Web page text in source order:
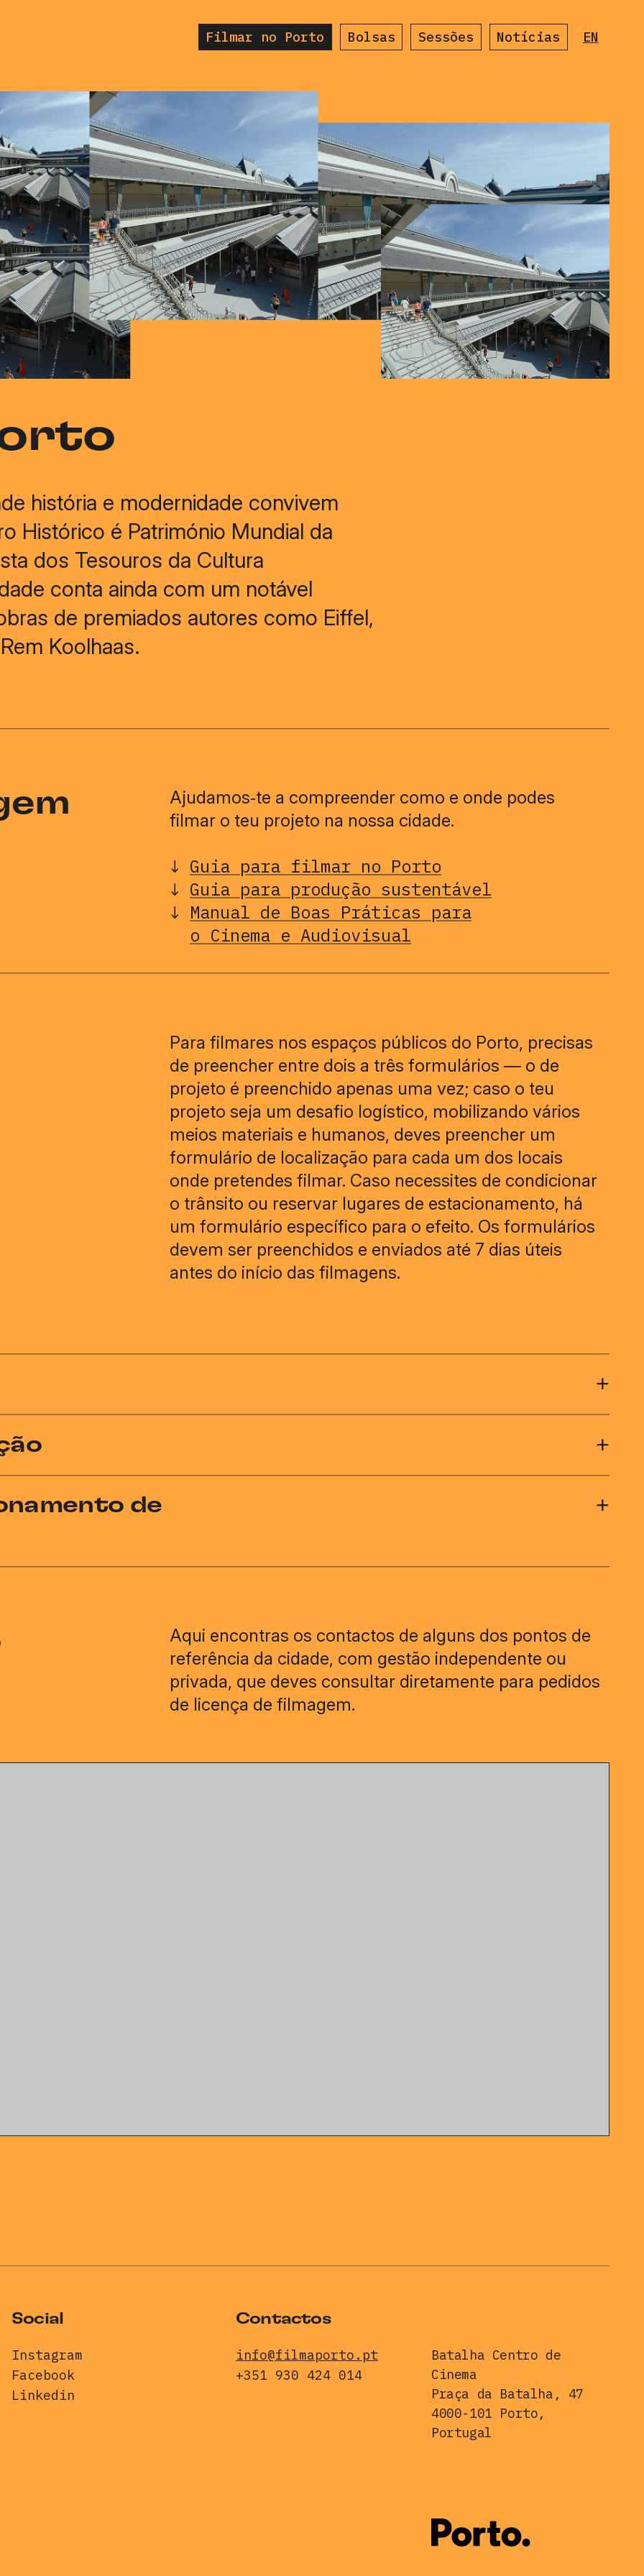
Filmar no Porto Bolsas Sessões Notícias EN
história e modernidade convivem
Histórico é Património Mundial da
dos Tesouros da Cultura
conta ainda com um notável
de premiados autores como Eiffel,
Koolhaas.
Ajudamos‑te a compreender como e onde podes
filmar o teu projeto na nossa cidade.
Guia para filmar no Porto
Guia para produção sustentável
Manual de Boas Práticas para
o Cinema e Audiovisual
Para filmares nos espaços públicos do Porto, precisas
de preencher entre dois a três formulários — o de
projeto é preenchido apenas uma vez; caso o teu
projeto seja um desafio logístico, mobilizando vários
meios materiais e humanos, deves preencher um
formulário de localização para cada um dos locais
onde pretendes filmar. Caso necessites de condicionar
o trânsito ou reservar lugares de estacionamento, há
um formulário específico para o efeito. Os formulários
devem ser preenchidos e enviados até 7 dias úteis
antes do início das filmagens.
+
+
de
+
Aqui encontras os contactos de alguns dos pontos de
referência da cidade, com gestão independente ou
privada, que deves consultar diretamente para pedidos
de licença de filmagem.
Social
Instagram
Facebook
Linkedin
Contactos
info@filmaporto.pt
+351 930 424 014
Batalha Centro de
Cinema
Praça da Batalha, 47
4000-101 Porto,
Portugal